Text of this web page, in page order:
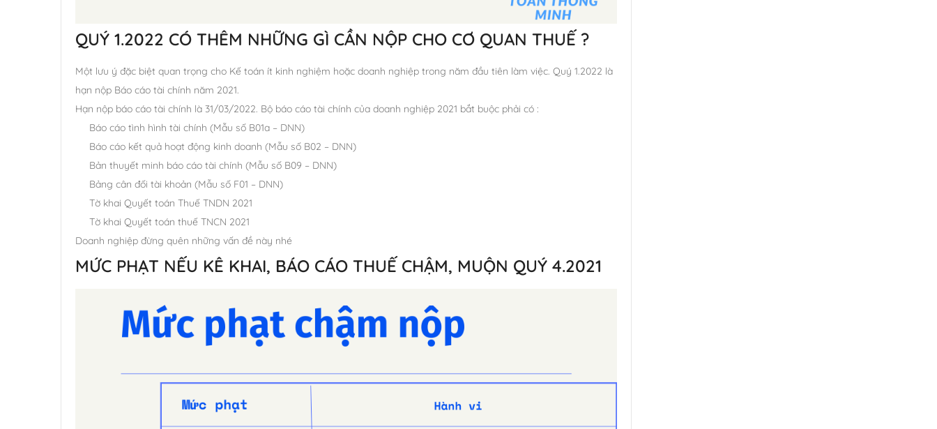
QUÝ 1.2022 CÓ THÊM NHỮNG GÌ CẦN NỘP CHO CƠ QUAN THUẾ ?
Một lưu ý đặc biệt quan trọng cho Kế toán ít kinh nghiệm hoặc doanh nghiệp trong năm đầu tiên làm việc. Quý 1.2022 là
hạn nộp Báo cáo tài chính năm 2021.
Hạn nộp báo cáo tài chính là 31/03/2022. Bộ báo cáo tài chính của doanh nghiệp 2021 bắt buộc phải có :
Báo cáo tình hình tài chính (Mẫu số B01a – DNN)
Báo cáo kết quả hoạt động kinh doanh (Mẫu số B02 – DNN)
Bản thuyết minh báo cáo tài chính (Mẫu số B09 – DNN)
Bảng cân đối tài khoản (Mẫu số F01 – DNN)
Tờ khai Quyết toán Thuế TNDN 2021
Tờ khai Quyết toán thuế TNCN 2021
Doanh nghiệp đừng quên những vấn đề này nhé
MỨC PHẠT NẾU KÊ KHAI, BÁO CÁO THUẾ CHẬM, MUỘN QUÝ 4.2021